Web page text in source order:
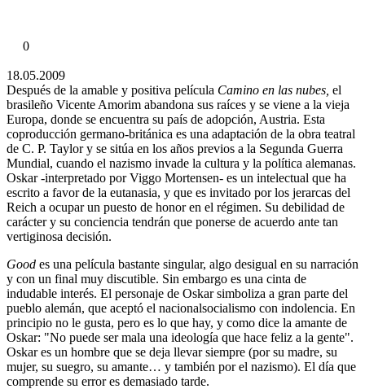
0
18.05.2009
Después de la amable y positiva película Camino en las nubes, el
brasileño Vicente Amorim abandona sus raíces y se viene a la vieja
Europa, donde se encuentra su país de adopción, Austria. Esta
coproducción germano-británica es una adaptación de la obra teatral
de C. P. Taylor y se sitúa en los años previos a la Segunda Guerra
Mundial, cuando el nazismo invade la cultura y la política alemanas.
Oskar -interpretado por Viggo Mortensen- es un intelectual que ha
escrito a favor de la eutanasia, y que es invitado por los jerarcas del
Reich a ocupar un puesto de honor en el régimen. Su debilidad de
carácter y su conciencia tendrán que ponerse de acuerdo ante tan
vertiginosa decisión.
Good es una película bastante singular, algo desigual en su narración
y con un final muy discutible. Sin embargo es una cinta de
indudable interés. El personaje de Oskar simboliza a gran parte del
pueblo alemán, que aceptó el nacionalsocialismo con indolencia. En
principio no le gusta, pero es lo que hay, y como dice la amante de
Oskar: "No puede ser mala una ideología que hace feliz a la gente".
Oskar es un hombre que se deja llevar siempre (por su madre, su
mujer, su suegro, su amante… y también por el nazismo). El día que
comprende su error es demasiado tarde.